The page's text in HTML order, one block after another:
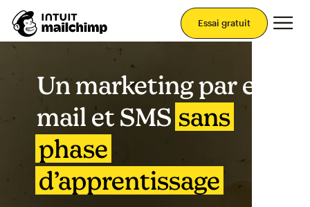
Essai gratuit
Un marketing par e-
mail et SMS sans
phase
d’apprentissage